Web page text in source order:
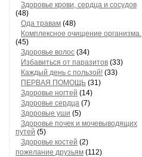
Здоровье крови, сердца и сосудов
(48)
Ода травам (48)
Комплексное очищение организма.
(45)
Здоровье волос (34)
Избавиться от паразитов (33)
Каждый день с пользой! (33)
ПЕРВАЯ ПОМОЩЬ (31)
Здоровье ногтей (14)
Здоровье сердца (7)
Здоровые уши (5)
Здоровье почек и мочевыводящих
путей (5)
Здоровье костей (2)
пожелание друзьям (112)